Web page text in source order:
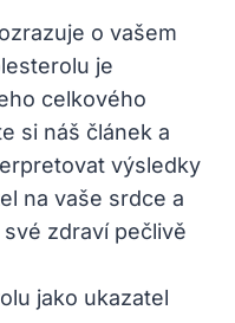
o vašem
je
celkového
si náš článek a
výsledky
na vaše srdce a
zdraví pečlivě